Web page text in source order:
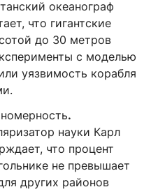
океанограф
что гигантские
до 30 метров
с моделью
уязвимость корабля
.
науки Карл
что процент
не превышает
других районов